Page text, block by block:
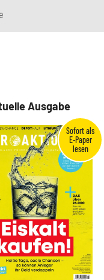
Ausgabe